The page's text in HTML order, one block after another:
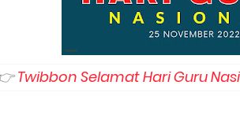
Twibbon Selamat Hari Guru